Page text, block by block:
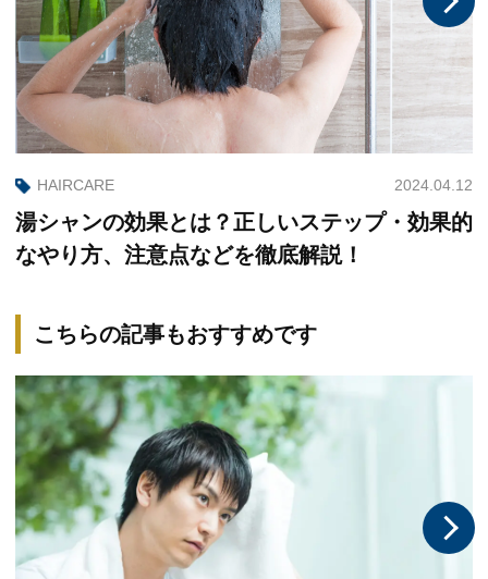
湯シャンの効果とは？正しいステップ・効果的
なやり方、注意点などを徹底解説！
2024.04.12
HAIRCARE
こちらの記事もおすすめです